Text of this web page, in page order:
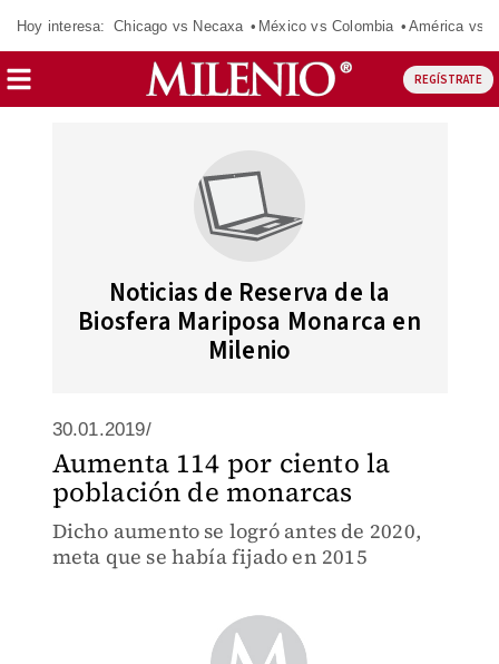
Hoy interesa: Chicago vs Necaxa México vs Colombia América vs
REGÍSTRATE
Noticias de Reserva de la
Biosfera Mariposa Monarca en
Milenio
30.01.2019/
Aumenta 114 por ciento la
población de monarcas
Dicho aumento se logró antes de 2020,
meta que se había fijado en 2015